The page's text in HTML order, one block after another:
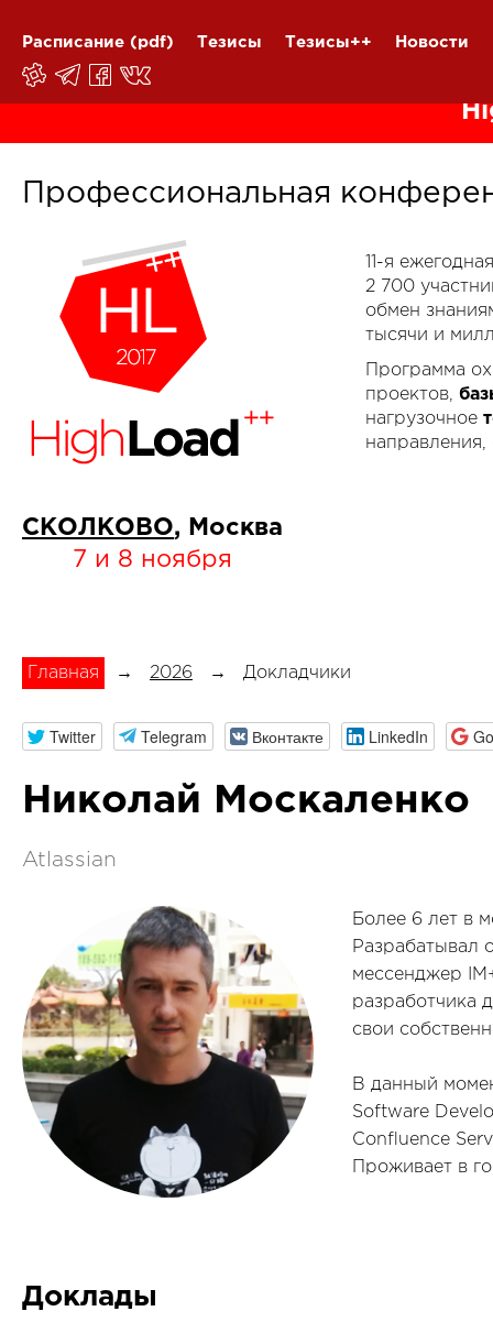
Расписание (pdf) Тезисы Тезисы++ Новости
Профессиональная
СКОЛКОВО, Москва
7 и 8 ноября
11-я
2 700
обмен
тысячи и
Программа
проектов,
нагрузочное
Главная → 2026 → Докладчики
Twitter Telegram Вконтакте LinkedIn
Николай Москаленко
Atlassian
Более 6 лет в
Разрабатывал
мессенджер
разработчика
свои
В данный
Software
Confluence
Проживает в
Доклады